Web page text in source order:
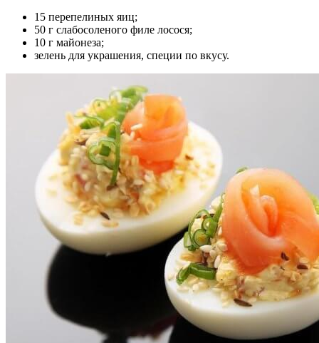
15 перепелиных яиц;
50 г слабосоленого филе лосося;
10 г майонеза;
зелень для украшения, специи по вкусу.